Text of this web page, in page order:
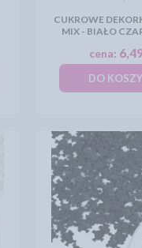
CUKROWE
MIX - BIAŁO
cena:
DO